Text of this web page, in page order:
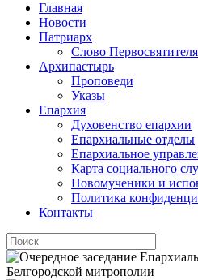
Главная
Новости
Патриарх
Слово Первосвятителя
Архипастырь
Проповеди
Указы
Епархия
Духовенство епархии
Епархиальные отделы
Епархиальное
Карта социального
Новомученики и
Политика
Контакты